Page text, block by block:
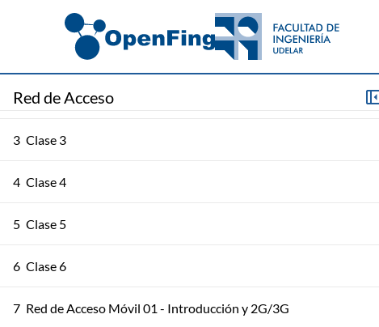
Red de Acceso
2 Clase 2
3 Clase 3
4 Clase 4
5 Clase 5
6 Clase 6
7 Red de Acceso Móvil 01 - Introducción y 2G/3G